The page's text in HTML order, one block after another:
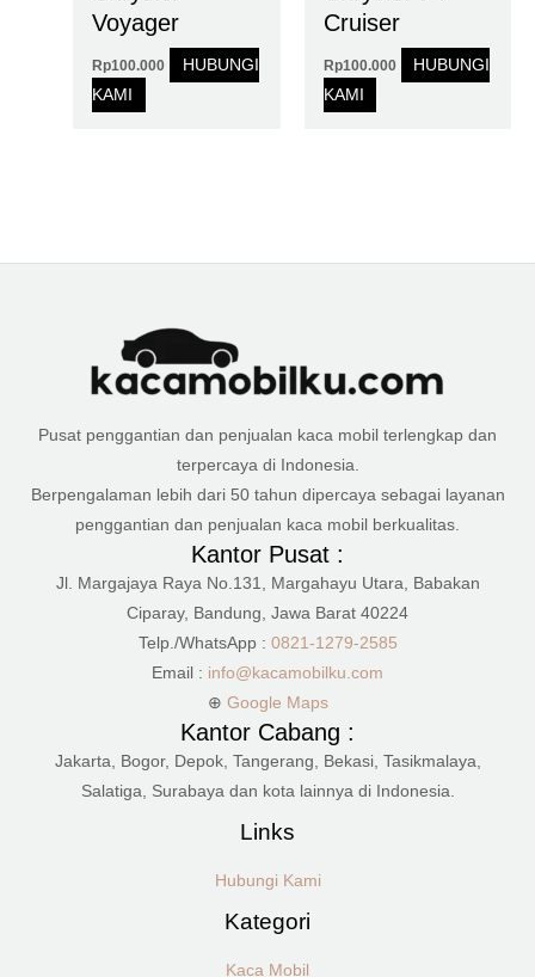
Voyager
Rp100.000
HUBUNGI
KAMI
Cruiser
Rp100.000
HUBUNGI
KAMI
Pusat penggantian dan penjualan kaca mobil terlengkap dan
terpercaya di Indonesia.
Berpengalaman lebih dari 50 tahun dipercaya sebagai layanan
penggantian dan penjualan kaca mobil berkualitas.
Kantor Pusat :
Jl. Margajaya Raya No.131, Margahayu Utara, Babakan
Ciparay, Bandung, Jawa Barat 40224
Telp./WhatsApp : 0821-1279-2585
Email : info@kacamobilku.com
⊕ Google Maps
Kantor Cabang :
Jakarta, Bogor, Depok, Tangerang, Bekasi, Tasikmalaya,
Salatiga, Surabaya dan kota lainnya di Indonesia.
Links
Hubungi Kami
Kategori
Kaca Mobil